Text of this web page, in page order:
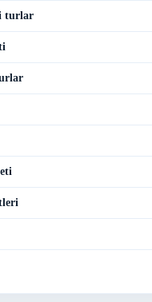
turlar